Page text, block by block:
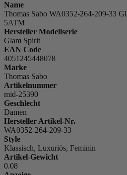
Name
Thomas Sabo WA0352-264-209-33
5ATM
Hersteller Modellserie
Glam Spirit
EAN Code
4051245448078
Marke
Thomas Sabo
Artikelnummer
mid-25390
Geschlecht
Damen
Hersteller Artikel-Nr.
WA0352-264-209-33
Style
Klassisch, Luxuriös, Feminin
Artikel-Gewicht
0.08